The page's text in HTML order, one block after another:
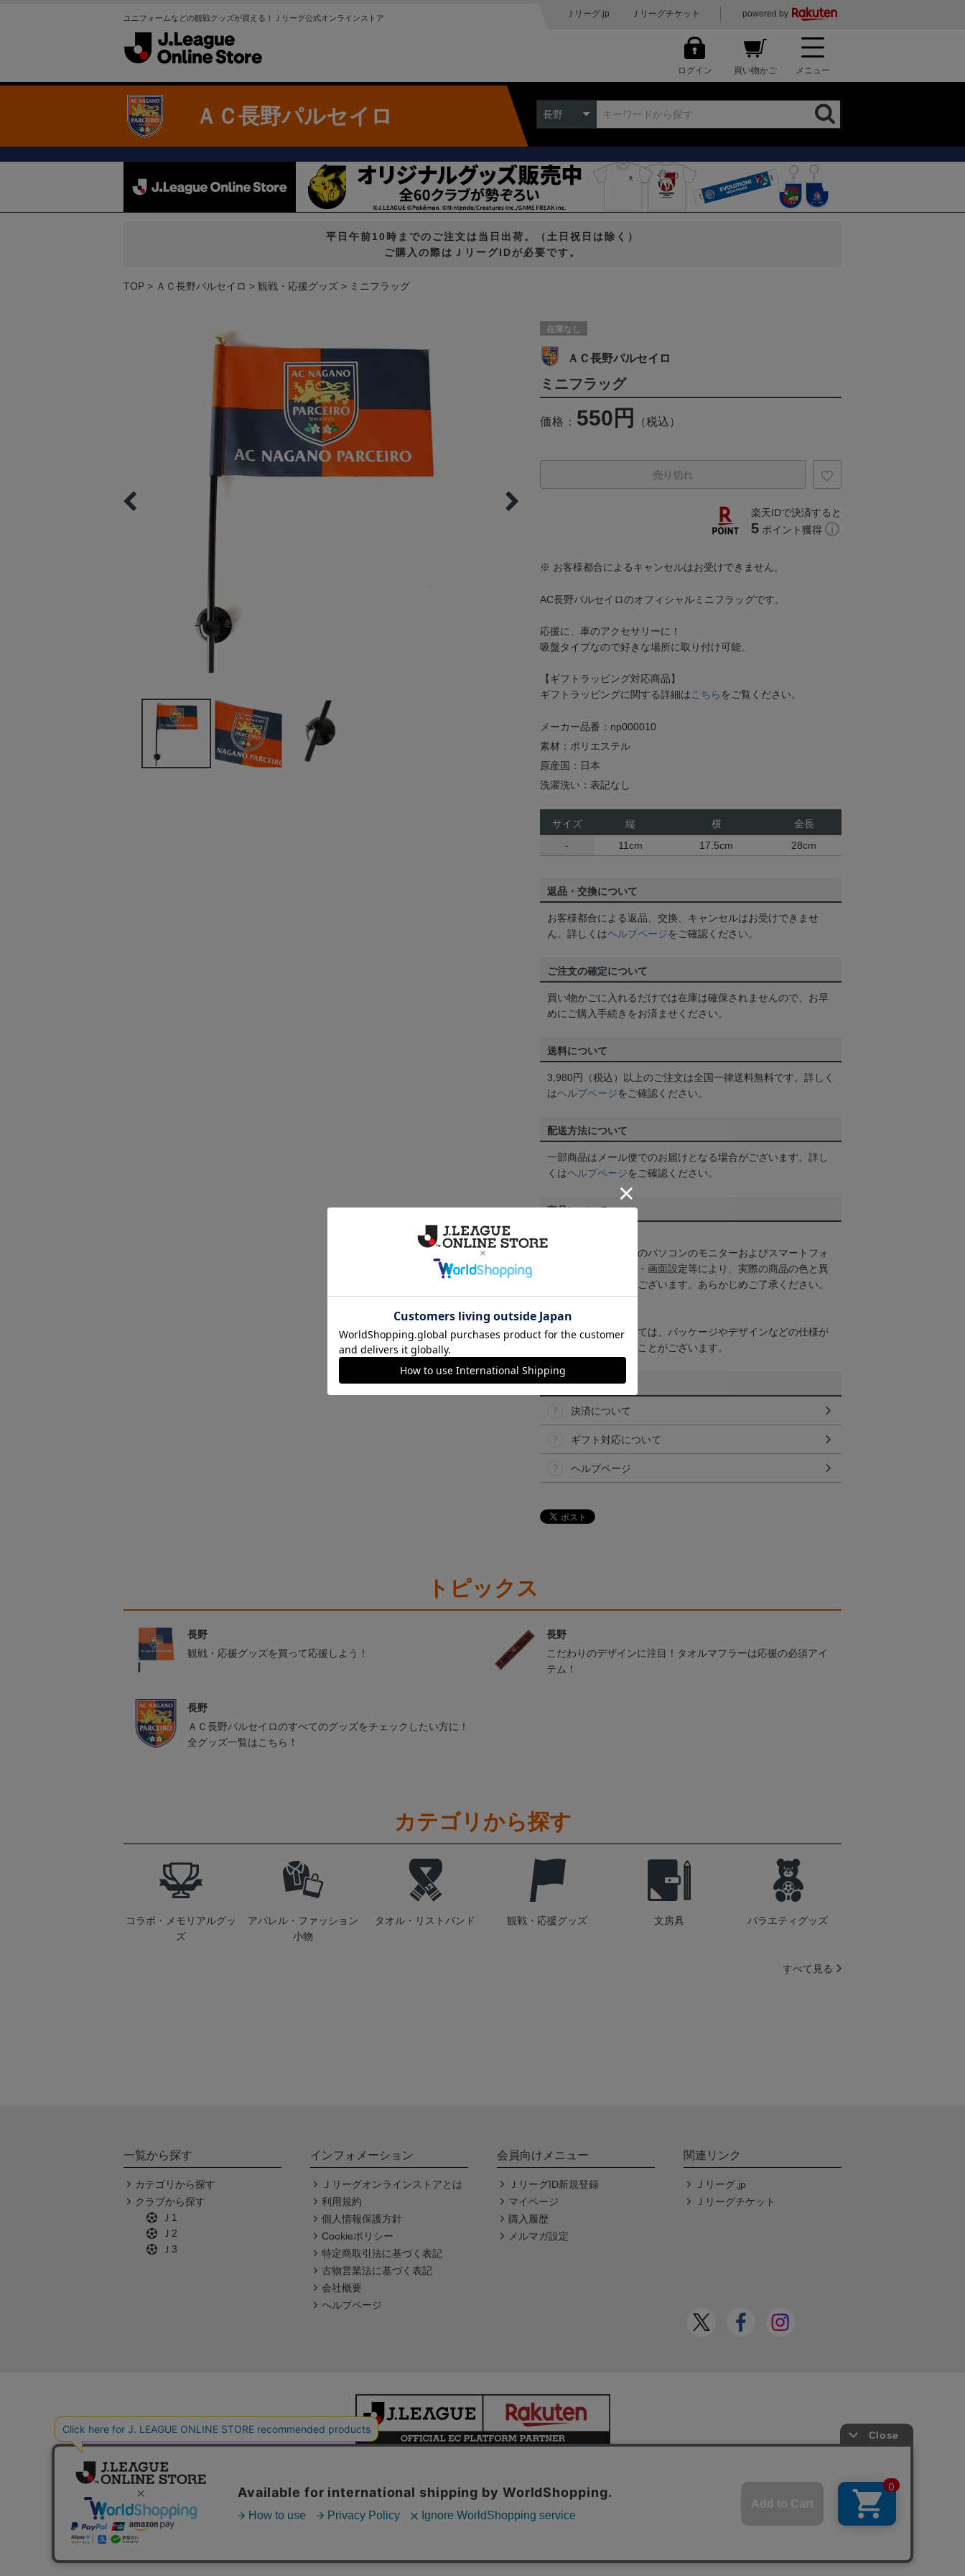
ユニフォームなどの観戦グッズが買える！Ｊリーグ公式オンラインストア Ｊリーグ.jp Ｊリーグチケット powered by
ログイン 買い物かご メニュー
ＡＣ長野パルセイロ 長野
平日午前10時までのご注文は当日出荷。（土日祝日は除く）
ご購入の際はＪリーグIDが必要です。
TOP ＡＣ長野パルセイロ 観戦・応援グッズ ミニフラッグ
在庫なし
ＡＣ長野パルセイロ
ミニフラッグ
価格： 550円 （税込）
売り切れ
楽天IDで決済すると
5 ポイント獲得
※ お客様都合によるキャンセルはお受けできません。
AC長野パルセイロのオフィシャルミニフラッグです。
応援に、車のアクセサリーに！
吸盤タイプなので好きな場所に取り付け可能。
【ギフトラッピング対応商品】
ギフトラッピングに関する詳細は こちら をご覧ください。
メーカー品番：np000010
素材：ポリエステル
原産国：日本
洗濯洗い：表記なし
サイズ 縦 横
全長
-
11cm 17.5cm 28cm
返品・交換について
お客様都合による返品、交換、キャンセルはお受けできませ
ん。詳しくはヘルプページをご確認ください。
ご注文の確定について
買い物かごに入れるだけでは在庫は確保されませんので、お早
めにご購入手続きをお済ませください。
送料について
3,980円（税込）以上のご注文は全国一律送料無料です。詳しく
はヘルプページをご確認ください。
配送方法について
一部商品はメール便でのお届けとなる場合がございます。詳し
くはヘルプページをご確認ください。
商品について
【カラーについて】
商品画像は、お使いのパソコンのモニターおよびスマートフォ
ンのメーカー・機種・画面設定等により、実際の商品の色と異
なって見える場合がございます。あらかじめご了承ください。
【仕様について】
取り扱い商品によっては、パッケージやデザインなどの仕様が
予告なく変更になることがございます。
その他
決済について
ギフト対応について
ヘルプページ
トピックス
長野
観戦・応援グッズを買って応援しよう！
長野
こだわりのデザインに注目！タオルマフラーは応援の必須アイ
テム！
長野
ＡＣ長野パルセイロのすべてのグッズをチェックしたい方に！
全グッズ一覧はこちら！
カテゴリから探す
コラボ・メモリアルグッ
ズ
アパレル・ファッション
小物
タオル・リストバンド 観戦・応援グッズ 文房具 バラエティグッズ
すべて見る
一覧から探す
カテゴリから探す
クラブから探す
Ｊ1
Ｊ2
Ｊ3
インフォメーション
Ｊリーグオンラインストアとは
利用規約
個人情報保護方針
Cookieポリシー
特定商取引法に基づく表記
古物営業法に基づく表記
会社概要
ヘルプページ
会員向けメニュー
ＪリーグID新規登録
マイページ
購入履歴
メルマガ設定
関連リンク
Ｊリーグ.jp
Ｊリーグチケット
本サイトで使用している文章・画像等の無断での複製・転載を禁止します。
© JAPAN PROFESSIONAL FOOTBALL LEAGUE Rakuten Group, Inc.
ALL RIGHTS RESERVED.